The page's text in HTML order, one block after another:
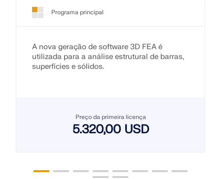
Programa principal
A nova geração de software 3D FEA é
utilizada para a análise estrutural de barras,
superfícies e sólidos.
Preço da primeira licença
5.320,00 USD